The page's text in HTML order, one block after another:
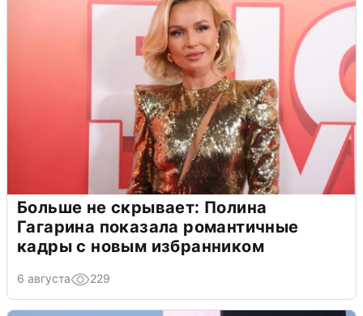
Больше не скрывает: Полина
Гагарина показала романтичные
кадры с новым избранником
6 августа 229